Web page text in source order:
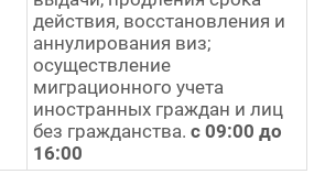
действия, восстановления и
аннулирования виз;
осуществление
миграционного учета
иностранных граждан и лиц
без гражданства. с 09:00 до
16:00